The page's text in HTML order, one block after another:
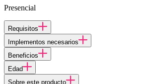
Presencial
Requisitos
Implementos necesarios
Beneficios
Edad
Sobre este producto